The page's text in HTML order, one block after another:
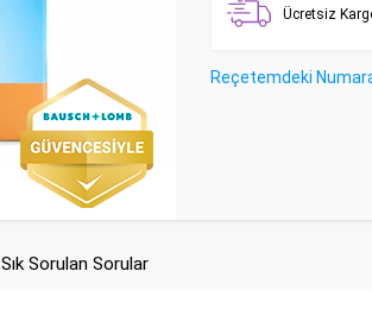
Ücretsiz
Reçetemdeki
Sık Sorulan Sorular